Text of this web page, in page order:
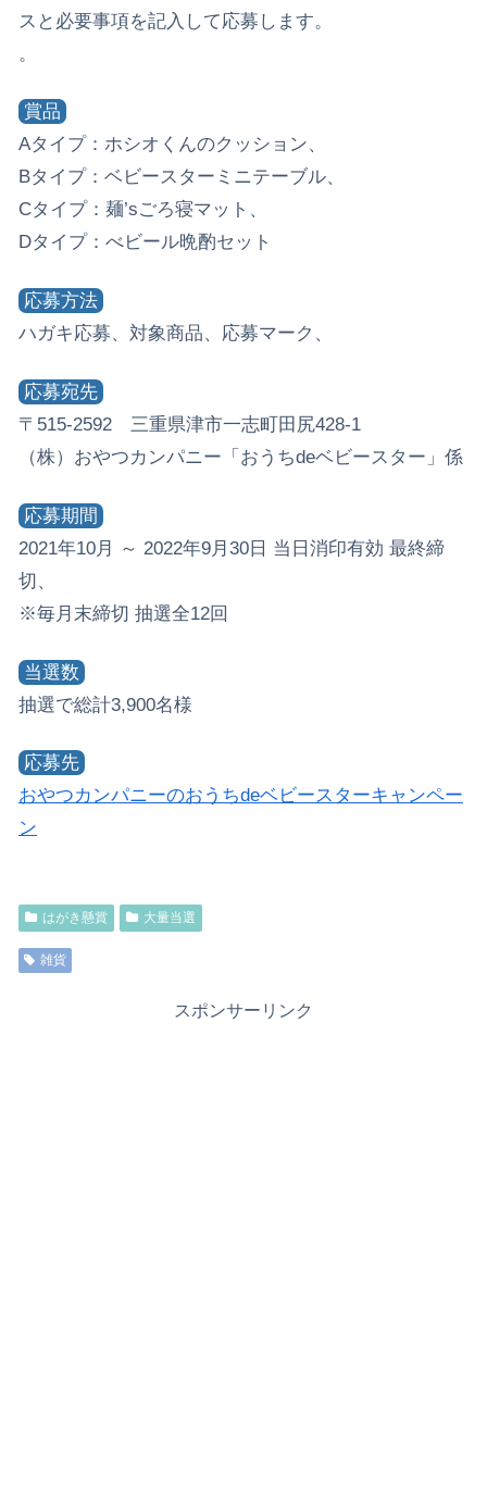
スと必要事項を記入して応募します。
。
賞品
Aタイプ：ホシオくんのクッション、
Bタイプ：ベビースターミニテーブル、
Cタイプ：麺’sごろ寝マット、
Dタイプ：べビール晩酌セット
応募方法
ハガキ応募、対象商品、応募マーク、
応募宛先
〒515-2592 三重県津市一志町田尻428-1
（株）おやつカンパニー「おうちdeベビースター」係
応募期間
2021年10月 ～ 2022年9月30日 当日消印有効 最終締
切、
※毎月末締切 抽選全12回
当選数
抽選で総計3,900名様
応募先
おやつカンパニーのおうちdeベビースターキャンペー
ン
はがき懸賞 大量当選
雑貨
スポンサーリンク